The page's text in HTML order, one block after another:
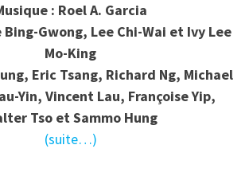
: Roel A. Garcia
Gwong, Lee Chi-Wai et Ivy Lee
Mo-King
Eric Tsang, Richard Ng, Michael
Yin, Vincent Lau, Françoise Yip,
Tso et Sammo Hung
(suite…)